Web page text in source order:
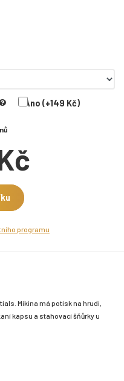
Ano (+149 Kč)
programu
Mikina má potisk na hrudi,
kapsu a stahovací šňůrky u